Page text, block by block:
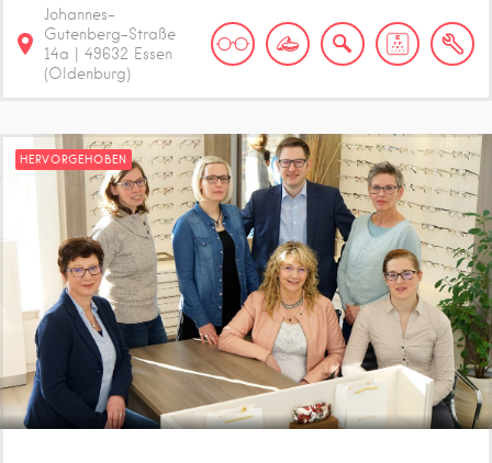
Johannes-
Gutenberg-Straße
14a
49632 Essen
(Oldenburg)
HERVORGEHOBEN